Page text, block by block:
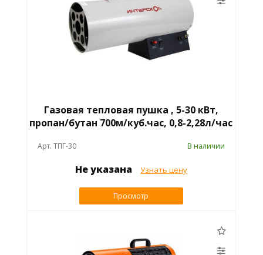
Газовая тепловая пушка , 5-30 кВт,
пропан/бутан 700м/куб.час, 0,8-2,28л/час
Арт. ТПГ-30 В наличии
Не указана Узнать цену
Просмотр